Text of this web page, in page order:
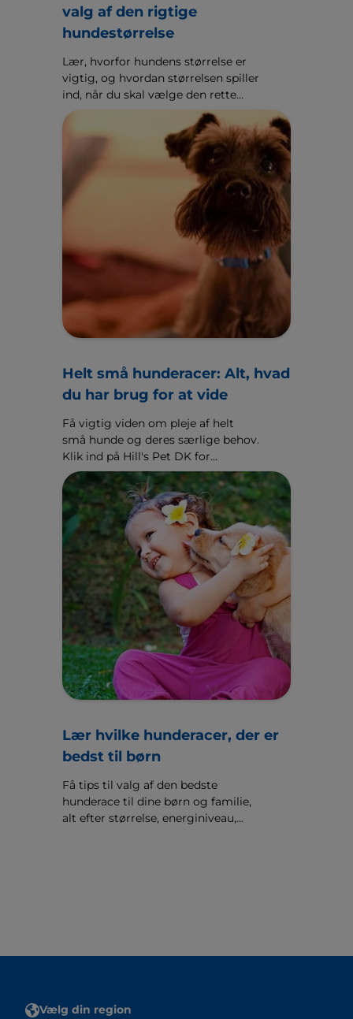
valg af den rigtige
hundestørrelse
Lær, hvorfor hundens størrelse er
vigtig, og hvordan størrelsen spiller
ind, når du skal vælge den rette
hund til dig, din livsstil og din
familie.
Helt små hunderacer: Alt, hvad
du har brug for at vide
Få vigtig viden om pleje af helt
små hunde og deres særlige behov.
Klik ind på Hill's Pet DK for
omfattende vejledning og pleje af
helt små hunde
Lær hvilke hunderacer, der er
bedst til børn
Få tips til valg af den bedste
hunderace til dine børn og familie,
alt efter størrelse, energiniveau,
Vælg din region